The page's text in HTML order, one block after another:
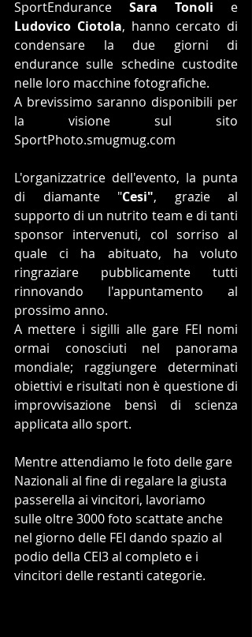
SportEndurance Sara Tonoli
Ludovico Ciotola, hanno cercato di
condensare la due giorni di
endurance sulle schedine custodite
nelle loro macchine fotografiche.
A brevissimo saranno disponibili per
la visione sul sito
SportPhoto.smugmug.com
L'organizzatrice dell'evento, la punta
di diamante "Cesi", grazie al
supporto di un nutrito team e di tanti
sponsor intervenuti, col sorriso al
quale ci ha abituato, ha voluto
ringraziare pubblicamente tutti
rinnovando l'appuntamento al
prossimo anno.
A mettere i sigilli alle gare FEI nomi
ormai conosciuti nel panorama
mondiale; raggiungere determinati
obiettivi e risultati non è questione di
improvvisazione bensì di scienza
applicata allo sport.
Mentre attendiamo le foto delle gare
Nazionali al fine di regalare la giusta
passerella ai vincitori, lavoriamo
sulle oltre 3000 foto scattate anche
nel giorno delle FEI dando spazio al
podio della CEI3 al completo e i
vincitori delle restanti categorie.